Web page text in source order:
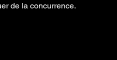
de la concurrence.